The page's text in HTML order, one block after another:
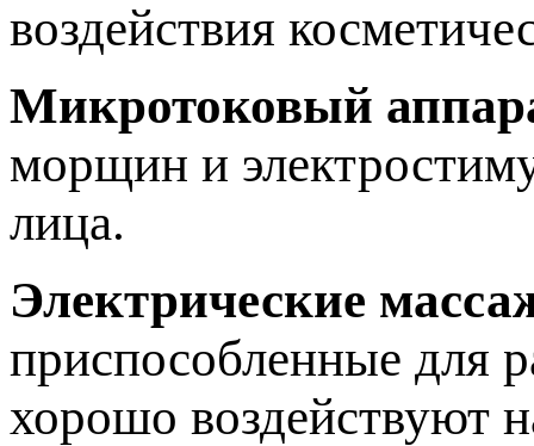
воздействия
Микротоковый
морщин и
лица.
Электрические
приспособленные для
хорошо воздействуют